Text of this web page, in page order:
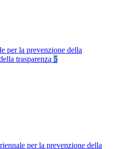
per la prevenzione della
trasparenza 5
per la prevenzione della